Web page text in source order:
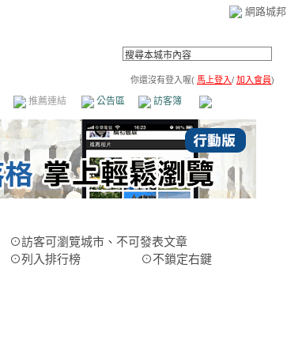
網路城邦
你還沒有登入喔( 馬上登入/ 加入會員)
推薦連結 公告區 訪客簿 市政中心
⊙訪客可瀏覽城市、不可發表文章
⊙列入排行榜
⊙不鎖定右鍵